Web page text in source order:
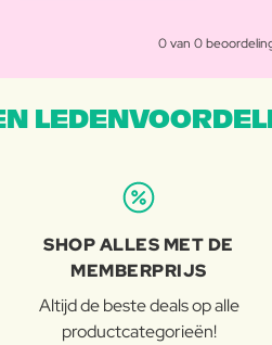
0 van 0
SHOP ALLES MET DE
MEMBERPRIJS
Altijd de beste deals op alle
productcategorieën!